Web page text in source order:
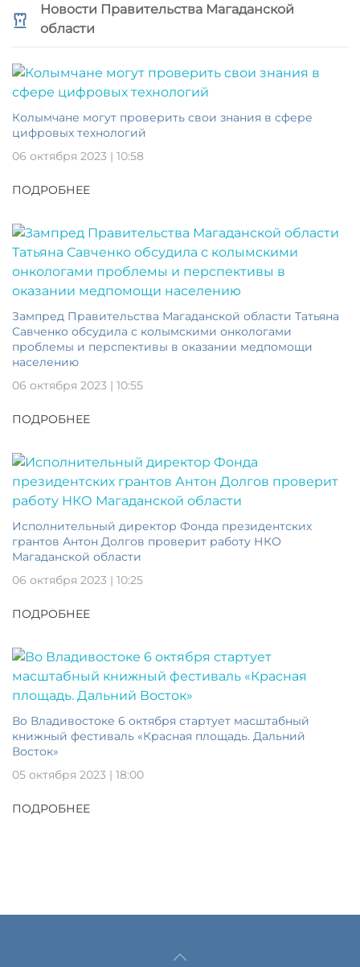
Новости Правительства Магаданской
области
Колымчане могут проверить свои знания в сфере
цифровых технологий
06 октября 2023 | 10:58
ПОДРОБНЕЕ
Зампред Правительства Магаданской области Татьяна
Савченко обсудила с колымскими онкологами
проблемы и перспективы в оказании медпомощи
населению
06 октября 2023 | 10:55
ПОДРОБНЕЕ
Исполнительный директор Фонда президентских
грантов Антон Долгов проверит работу НКО
Магаданской области
06 октября 2023 | 10:25
ПОДРОБНЕЕ
Во Владивостоке 6 октября стартует масштабный
книжный фестиваль «Красная площадь. Дальний
Восток»
05 октября 2023 | 18:00
ПОДРОБНЕЕ